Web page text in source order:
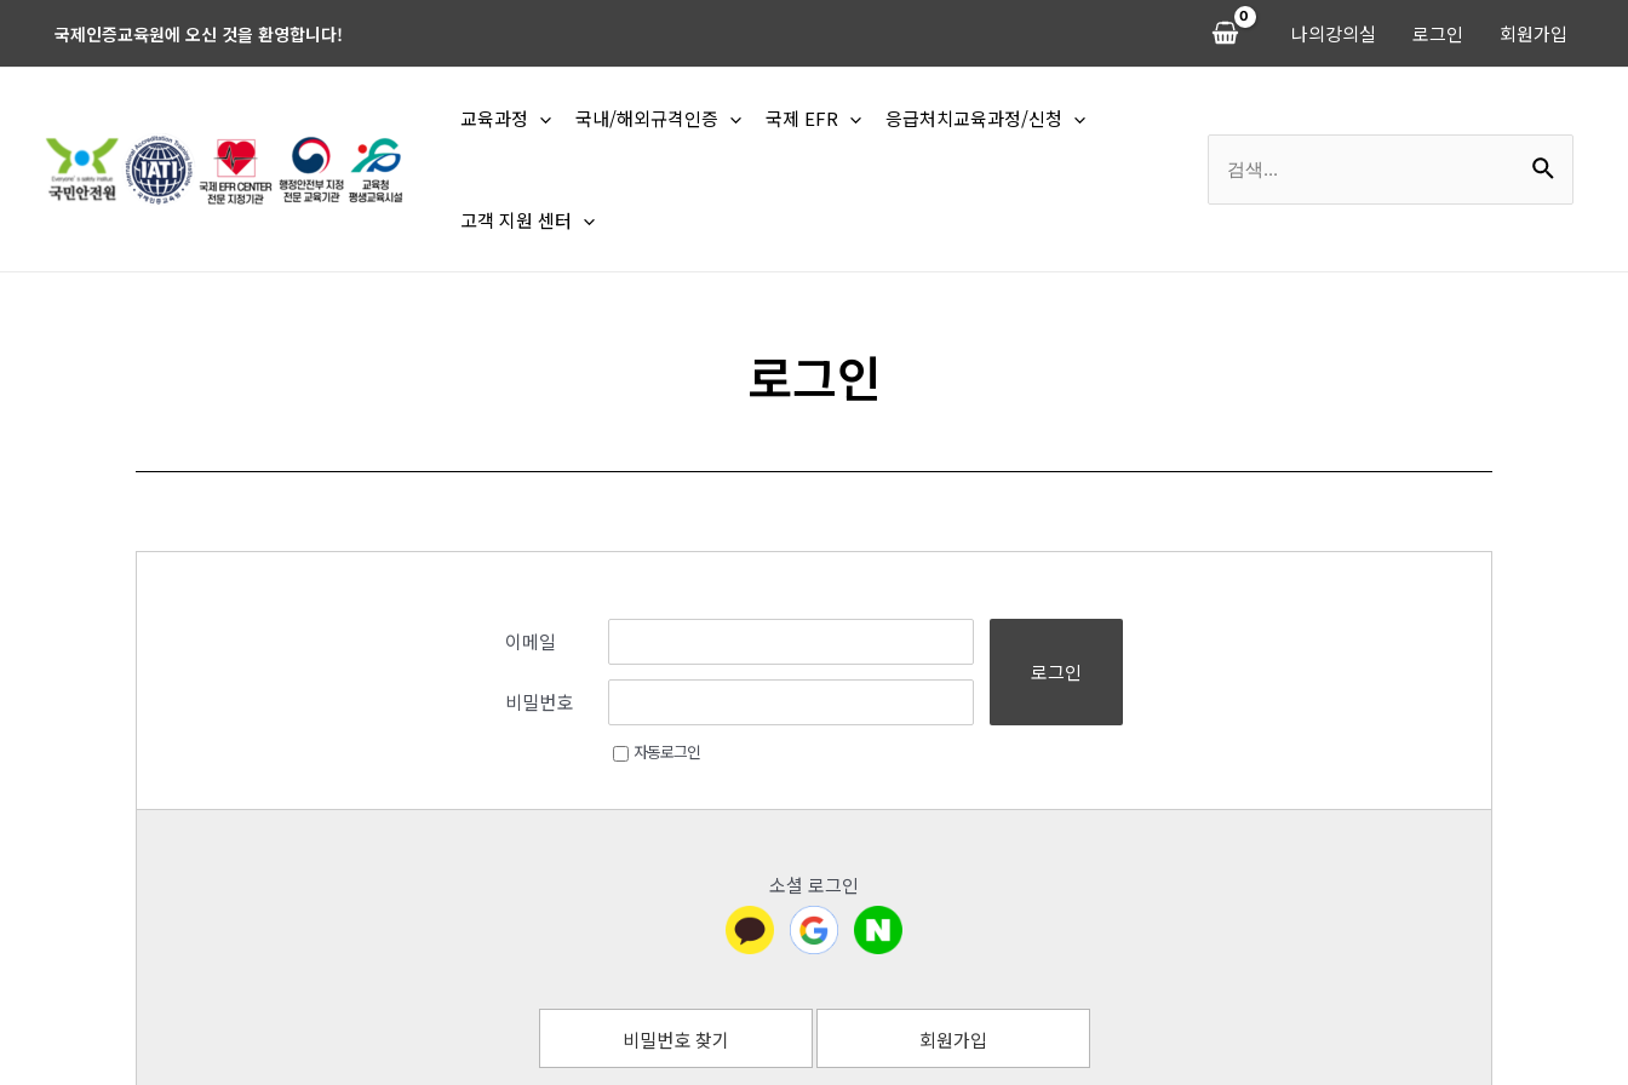
국제인증교육원에 오신 것을 환영합니다! 나의강의실 로그인 회원가입
교육과정 국내/해외규격인증 국제 EFR 응급처치교육과정/신청
고객 지원 센터
로그인
이메일
비밀번호
자동로그인
로그인
소셜 로그인
비밀번호 찾기 회원가입